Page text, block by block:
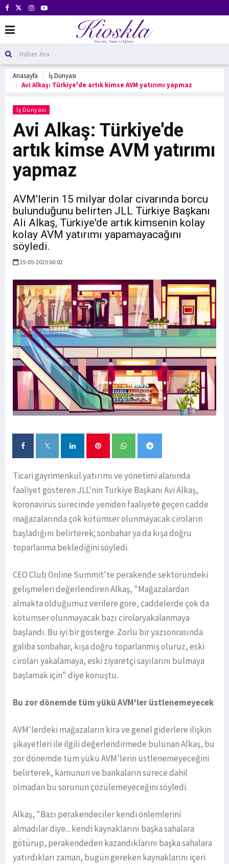
Anasayfa
İş Dünyası
Avi Alkaş: Türkiye'de artık kimse AVM yatırımı yapmaz
İş Dünyası
Avi Alkaş: Türkiye'de
artık kimse AVM yatırımı
yapmaz
AVM'lerin 15 milyar dolar civarında borcu
bulunduğunu belirten JLL Türkiye Başkanı
Ali Alkaş, Türkiye'de artık kimsenin kolay
kolay AVM yatırımı yapamayacağını
söyledi.
15-05-2020 00:02
Ticari gayrimenkul yatırımı ve yönetimi alanında
faaliyet gösteren JLL'nin Türkiye Başkanı Avi Alkaş,
koronavirüs sürecinde yeniden faaliyete geçen cadde
mağazalarında çok kötümser olunmayacak ciroların
başladığını belirterek; sonbahar ya da kışa doğru
toparlanma beklediğini söyledi.
CEO Club Online Summit'te perakende sektöründeki
gelişmeleri değerlendiren Alkaş, "Mağazalardan
almakta olduğumuz verilere göre, caddelerde çok da
kötümser olunmayacak bazı cirolaryakalanmaya
başlandı. Bu iyi bir gösterge. Zorlu bir yazsonrasında
galiba sonbahar, kışa doğru toparlanmış oluruz, eski
ciroları yakalamaya, eski ziyaretçi sayılarını bulmaya
başlamak için" diye konuştu.
Bu zor dönemde tüm yükü AVM'ler üstlenemeyecek
AVM'lerdeki mağazaların kira ve genel giderlere ilişkin
şikayetleri ile ilgili değerlendirmede bulunan Alkaş, bu
zor dönemde tüm yükü AVM'lerin üstlenemeyeceğini
belirterek, kamunun ve bankaların sürece dahil
olmadan bu sorunun çözülemeyeceğini söyledi.
Alkaş, "Bazı perakendeciler kendi önlemlerini
almadılar diye... kendi kaynaklarını başka sahalara
götürup, perakendeden kazandıklarını başka sahalara
yatırdıkları zaman, bugün gereken kaynaklarını içeri